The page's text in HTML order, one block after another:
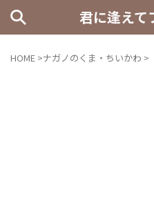
君に逢えて
HOME >ナガノのくま・ちいかわ >